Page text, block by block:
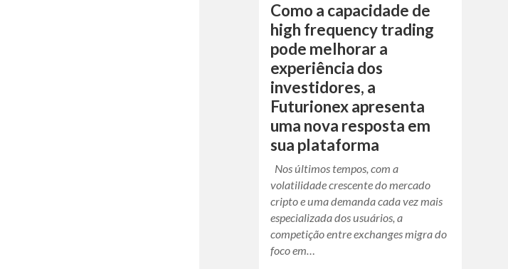
Como a capacidade de
high frequency trading
pode melhorar a
experiência dos
investidores, a
Futurionex apresenta
uma nova resposta em
sua plataforma
Nos últimos tempos, com a
volatilidade crescente do mercado
cripto e uma demanda cada vez mais
especializada dos usuários, a
competição entre exchanges migra do
foco em…